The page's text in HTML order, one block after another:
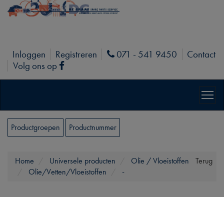
Inloggen Registreren Phone
071 - 541 9450
Contact
Volg ons op
Facebook
Productgroepen Productnummer
Terug
Home Universele producten
Olie / Vloeistoffen
Olie/Vetten/Vloeistoffen
-